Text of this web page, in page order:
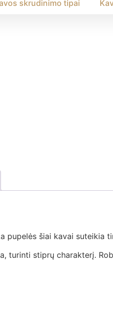
skrudinimo tipai
pupelės šiai kavai suteikia
turinti stiprų charakterį.